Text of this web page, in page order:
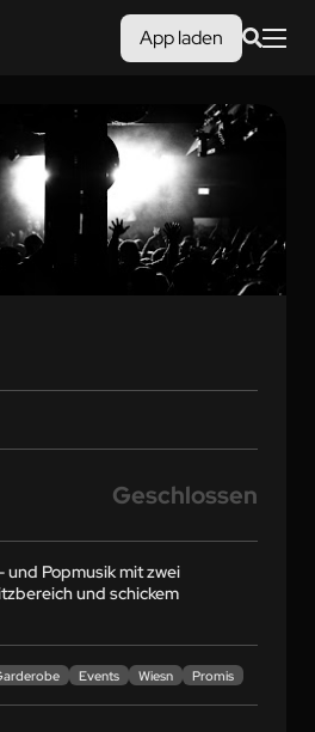
App laden
Geschlossen
Popmusik mit zwei
und schickem
Events Wiesn Promis